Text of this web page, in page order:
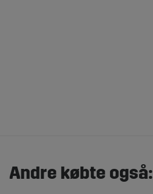
Andre købte også: